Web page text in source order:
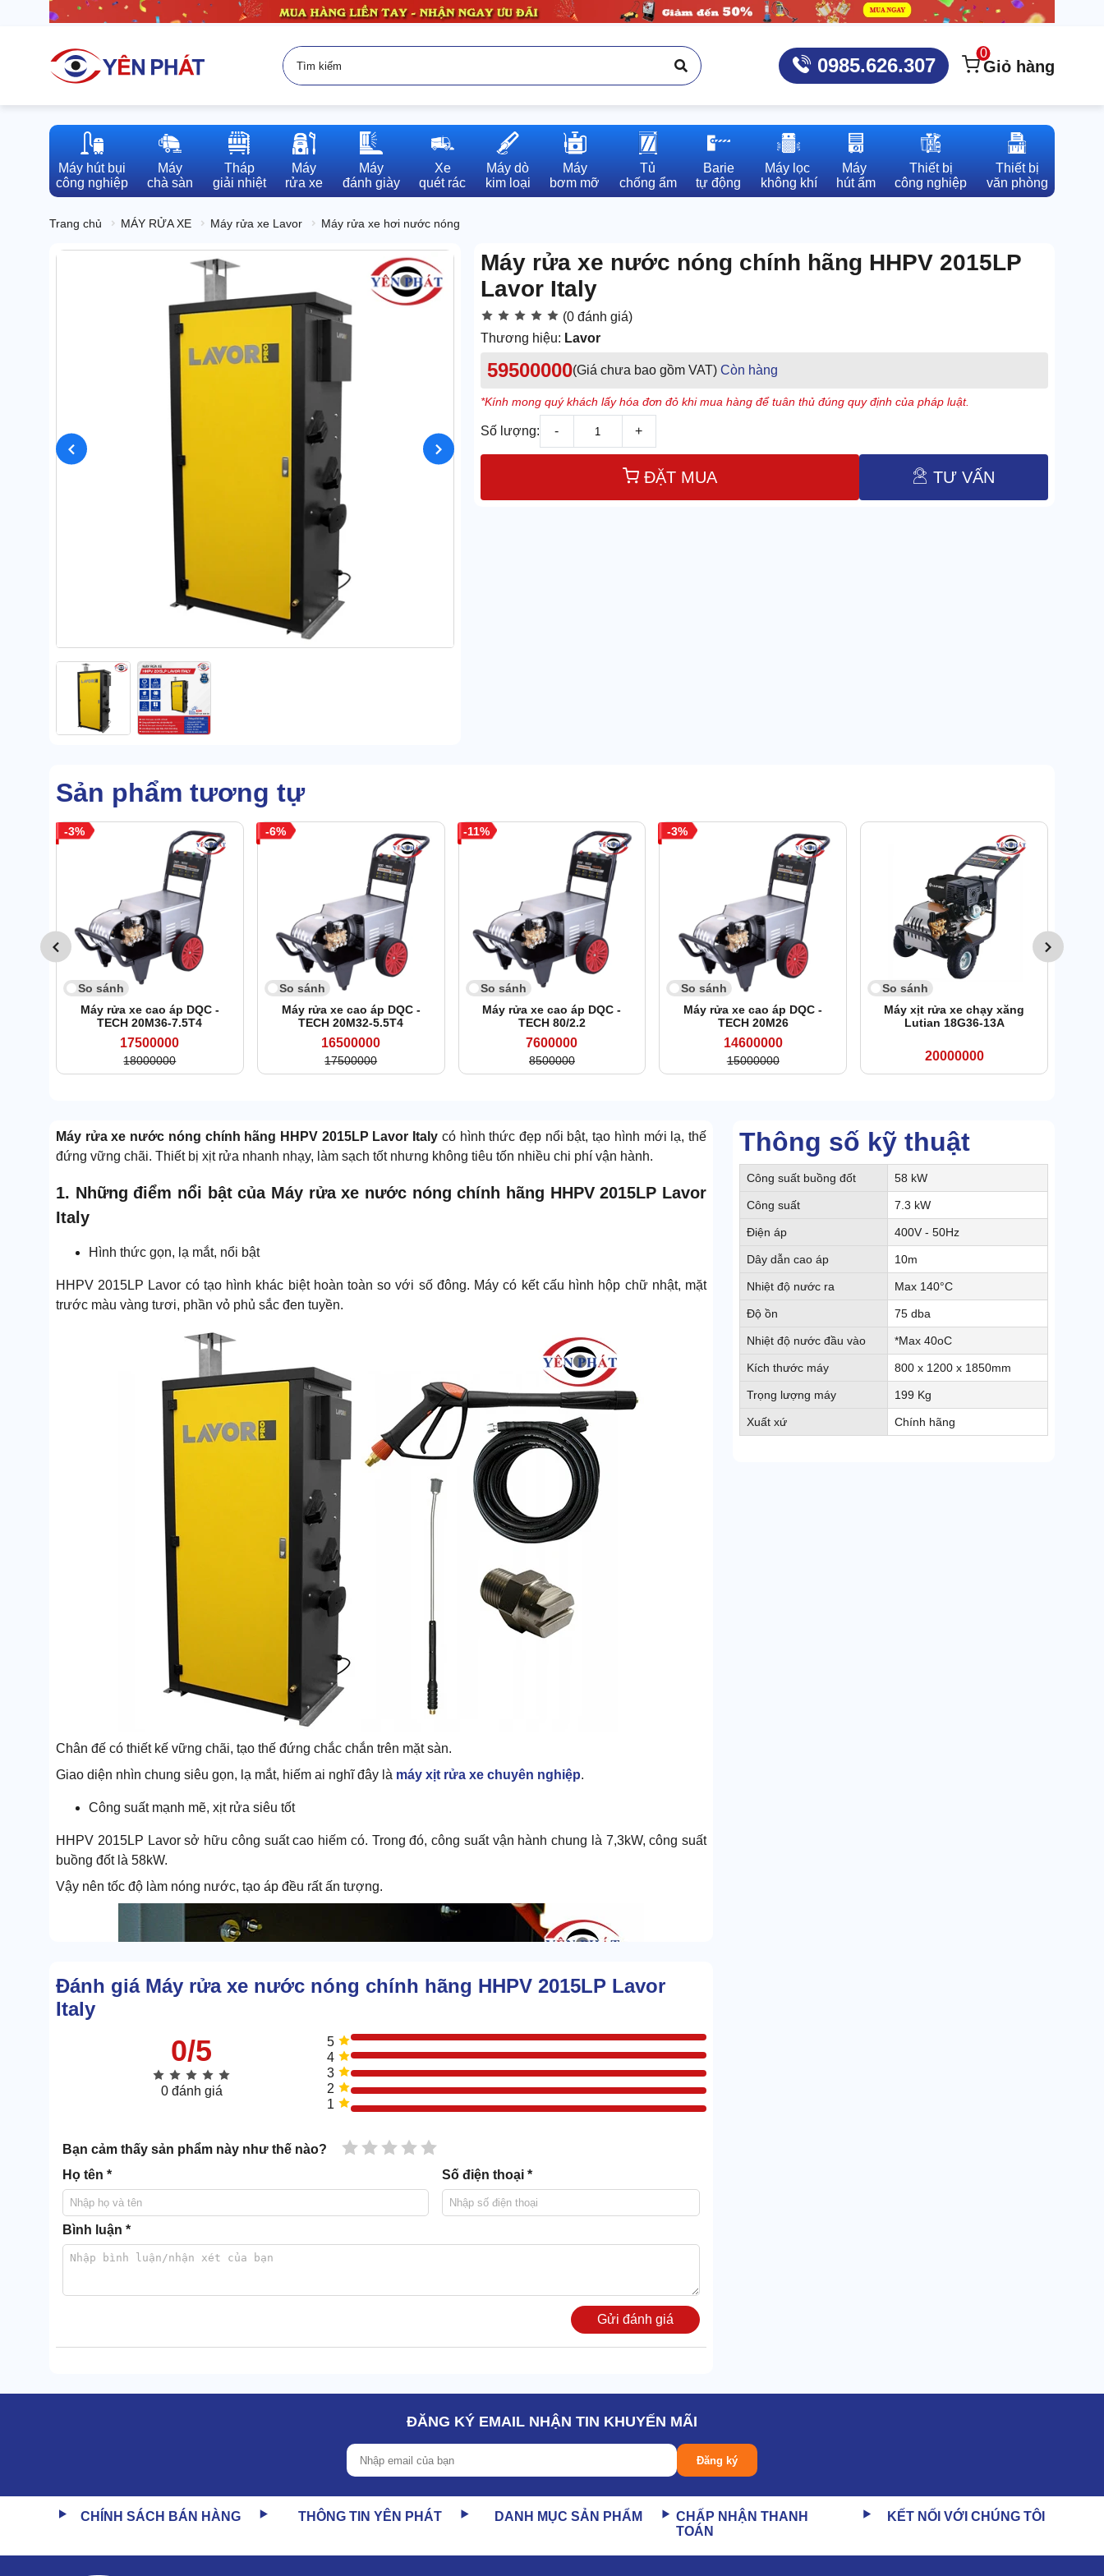
0985.626.307
0
Giỏ hàng
Máy hút bụi
công nghiệp
Máy
chà sàn
Tháp
giải nhiệt
Máy
rửa xe
Máy
đánh giày
Xe
quét rác
Máy dò
kim loại
Máy
bơm mỡ
Tủ
chống ẩm
Barie
tự động
Máy lọc
không khí
Máy
hút ẩm
Thiết bị
công nghiệp
Thiết bị
văn phòng
Trang chủ MÁY RỬA XE Máy rửa xe Lavor Máy rửa xe hơi nước nóng
Máy rửa xe nước nóng chính hãng HHPV 2015LP
Lavor Italy
(0 đánh giá)
Thương hiệu: Lavor
59500000(Giá chưa bao gồm VAT) Còn hàng
*Kính mong quý khách lấy hóa đơn đỏ khi mua hàng để tuân thủ đúng quy định của pháp luật.
Số lượng: - +
ĐẶT MUA TƯ VẤN
Sản phẩm tương tự
3
So sánh
Máy rửa xe cao áp DQC -
TECH 20M36-7.5T4
17500000
18000000
6
So sánh
Máy rửa xe cao áp DQC -
TECH 20M32-5.5T4
16500000
17500000
11
So sánh
Máy rửa xe cao áp DQC -
TECH 80/2.2
7600000
8500000
3
So sánh
Máy rửa xe cao áp DQC -
TECH 20M26
14600000
15000000
So sánh
Máy xịt rửa xe chạy xăng
Lutian 18G36-13A
20000000
Thông số kỹ thuật
Công suất buồng đốt 58 kW
Công suất 7.3 kW
Điện áp 400V - 50Hz
Dây dẫn cao áp 10m
Nhiệt độ nước ra Max 140°C
Độ ồn 75 dba
Nhiệt độ nước đầu vào *Max 40oC
Kích thước máy 800 x 1200 x 1850mm
Trọng lượng máy 199 Kg
Xuất xứ Chính hãng
Máy rửa xe nước nóng chính hãng HHPV 2015LP Lavor Italy có hình thức đẹp nổi bật, tạo hình mới lạ, thế
đứng vững chãi. Thiết bị xịt rửa nhanh nhạy, làm sạch tốt nhưng không tiêu tốn nhiều chi phí vận hành.
1. Những điểm nổi bật của Máy rửa xe nước nóng chính hãng HHPV 2015LP Lavor
Italy
Hình thức gọn, lạ mắt, nổi bật
HHPV 2015LP Lavor có tạo hình khác biệt hoàn toàn so với số đông. Máy có kết cấu hình hộp chữ nhật, mặt
trước màu vàng tươi, phần vỏ phủ sắc đen tuyền.
Chân đế có thiết kế vững chãi, tạo thế đứng chắc chắn trên mặt sàn.
Giao diện nhìn chung siêu gọn, lạ mắt, hiếm ai nghĩ đây là máy xịt rửa xe chuyên nghiệp.
Công suất mạnh mẽ, xịt rửa siêu tốt
HHPV 2015LP Lavor sở hữu công suất cao hiếm có. Trong đó, công suất vận hành chung là 7,3kW, công suất
buồng đốt là 58kW.
Vậy nên tốc độ làm nóng nước, tạo áp đều rất ấn tượng.
Máy có thể sinh áp lực lên tới 200bar, lưu lượng hơi nóng đầu ra đạt 900l/ giờ. Cao gấp 2-3 lần các dòng máy
Linh động trong việc điều chỉnh tính năng
Bạn có thể chủ động điều chỉnh áp lực đầu ra, lưu lượng hơi nóng giải phóng ra bên ngoài theo nhu cầu thực
Đánh giá Máy rửa xe nước nóng chính hãng HHPV 2015LP Lavor
Italy
0/5
0 đánh giá
5
4
3
2
1
Bạn cảm thấy sản phẩm này như thế nào? 5 sao
4 sao
3 sao
2 sao
1 sao
Họ tên * Số điện thoại *
Bình luận *
Gửi đánh giá
ĐĂNG KÝ EMAIL NHẬN TIN KHUYẾN MÃI
Đăng ký
CHÍNH SÁCH BÁN HÀNG THÔNG TIN YÊN PHÁT DANH MỤC SẢN PHẨM
CHẤP NHẬN THANH
TOÁN
KẾT NỐI VỚI CHÚNG TÔI